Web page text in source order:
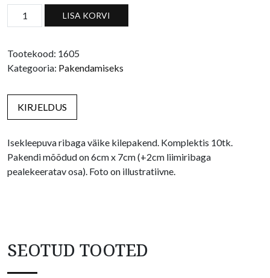
Isekleepuva ribaga väike pakend, 10tk komplektis kogus
LISA KORVI
Tootekood: 1605
Kategooria: Pakendamiseks
KIRJELDUS
Isekleepuva ribaga väike kilepakend. Komplektis 10tk.
Pakendi mõõdud on 6cm x 7cm (+2cm liimiribaga
pealekeeratav osa). Foto on illustratiivne.
SEOTUD TOOTED